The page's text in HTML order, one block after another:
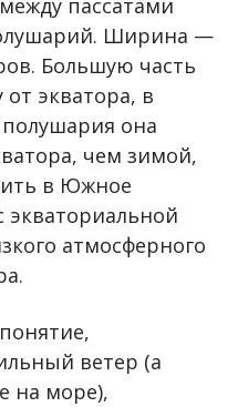
пассатами
Ширина —
Большую часть
от экватора, в
она
чем зимой,
в Южное
экваториальной
атмосферного
ветер (а
на море),